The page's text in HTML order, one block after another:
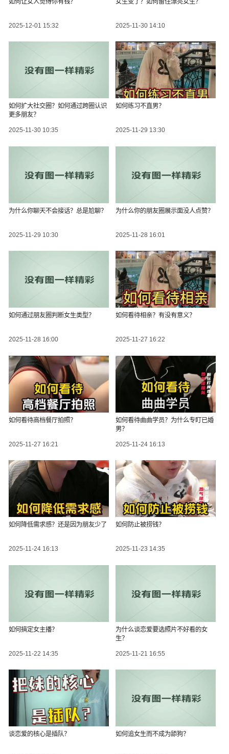
如何让女人觉得你有钱？
2025-12-01 15:32
女生变了？如何留住漂亮女生？
2025-11-30 14:10
如何扩大社交圈？如何通过跨圈认识
更多朋友？
2025-11-30 10:35
如何练习不直男？
2025-11-29 13:30
为什么你聊天不会接话？总是尬聊？
2025-11-29 10:30
为什么你的朋友圈展示面没人点赞？
2025-11-28 16:01
如何通过朋友圈判断女生类型？
2025-11-28 16:00
如何看待相亲？有没有意义？
2025-11-27 16:22
如何看待高档餐厅拍照？
2025-11-27 16:21
如何看待曲曲学员？为什么专盯已婚
男？
2025-11-24 16:13
如何降低需求感？还是因为朋友少了
2025-11-24 16:13
如何防止被捞钱？
2025-11-23 14:35
如何搞定女主播？
2025-11-22 14:35
为什么谈恋爱要选照片不好看的女
生？
2025-11-21 16:55
谈恋爱的核心是插队？ 如何追女生而不成为舔狗？